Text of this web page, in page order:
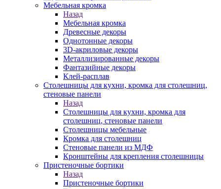
Мебельная кромка
Назад
Мебельная кромка
Древесные декоры
Однотонные декоры
3D-акриловые декоры
Металлизированные декоры
Фантазийные декоры
Клей-расплав
Столешницы для кухни, кромка для столешниц,
стеновые панели
Назад
Столешницы для кухни, кромка для
столешниц, стеновые панели
Столешницы мебельные
Кромка для столешниц
Стеновые панели из МДФ
Кронштейны для крепления столешницы
Пристеночные бортики
Назад
Пристеночные бортики